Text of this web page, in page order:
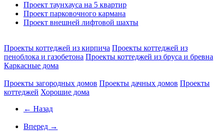
Проект таунхауса на 5 квартир
Проект парковочного кармана
Проект внешней лифтовой шахты
Проекты коттеджей из кирпича Проекты коттеджей из
пеноблока и газобетона Проекты коттеджей из бруса и бревна
Каркасные дома
Проекты загородных домов Проекты дачных домов Проекты
коттеджей Хорошие дома
← Назад
Вперед →